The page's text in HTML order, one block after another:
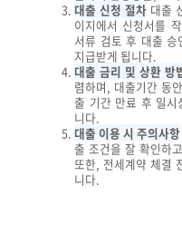
대출 신청 절차 대출
이지에서 신청서를
서류 검토 후 대출 승
지급받게 됩니다.
대출 금리 및 상환 방
렴하며, 대출기간 동
출 기간 만료 후 일시
니다.
대출 이용 시 주의사항
출 조건을 잘 확인하
또한, 전세계약 체결
니다.